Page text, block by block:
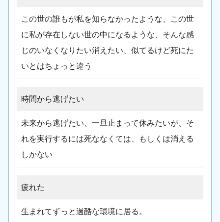
この世の誰もが私を知らなかったような、この世
に私が存在しない世の中になるような、そんな感
じのいなくなりたい消えたい、似てるけど死にた
いとはちょっと違う
時間から逃げたい
未来から逃げたい、一旦止まって休みたいが、そ
れを実行するには死ななくては、もしくは消える
しかない
疲れた
生まれてずっと過酷な環境に居る。